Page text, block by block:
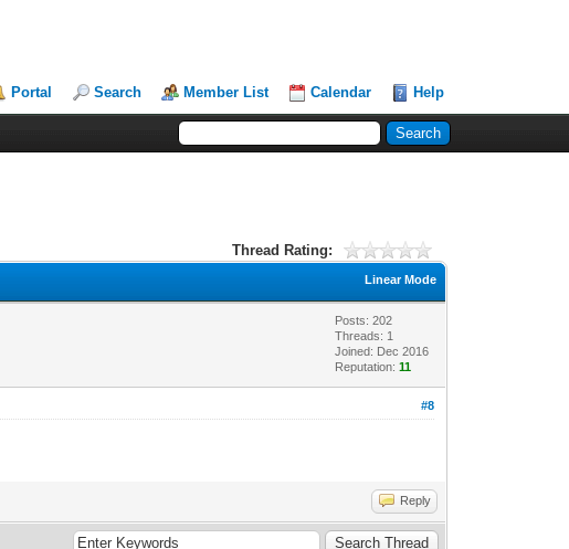
Portal Search Member List Calendar Help
Thread Rating:
Linear Mode
Posts: 202
Threads: 1
Joined: Dec 2016
Reputation:11
#8
Reply